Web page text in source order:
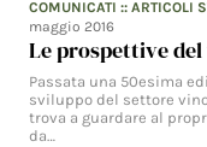
COMUNICATI ::ARTICOLI
maggio 2016
Le prospettive
Passata una 50esima
sviluppo del settore
trova a guardare al
da…